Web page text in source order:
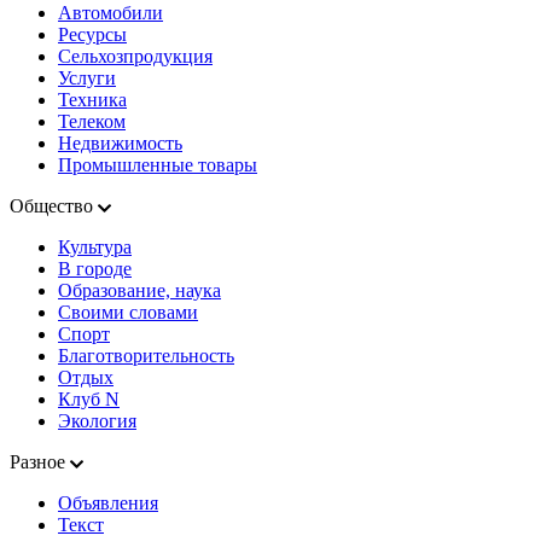
Автомобили
Ресурсы
Сельхозпродукция
Услуги
Техника
Телеком
Недвижимость
Промышленные товары
Общество
Культура
В городе
Образование, наука
Своими словами
Спорт
Благотворительность
Отдых
Клуб N
Экология
Разное
Объявления
Текст